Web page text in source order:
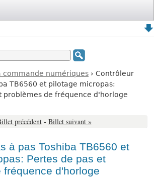
commande numériques › Contrôleur
TB6560 et pilotage micropas:
problèmes de fréquence d'horloge
précédent - Billet suivant »
à pas Toshiba TB6560 et
Pertes de pas et
fréquence d'horloge